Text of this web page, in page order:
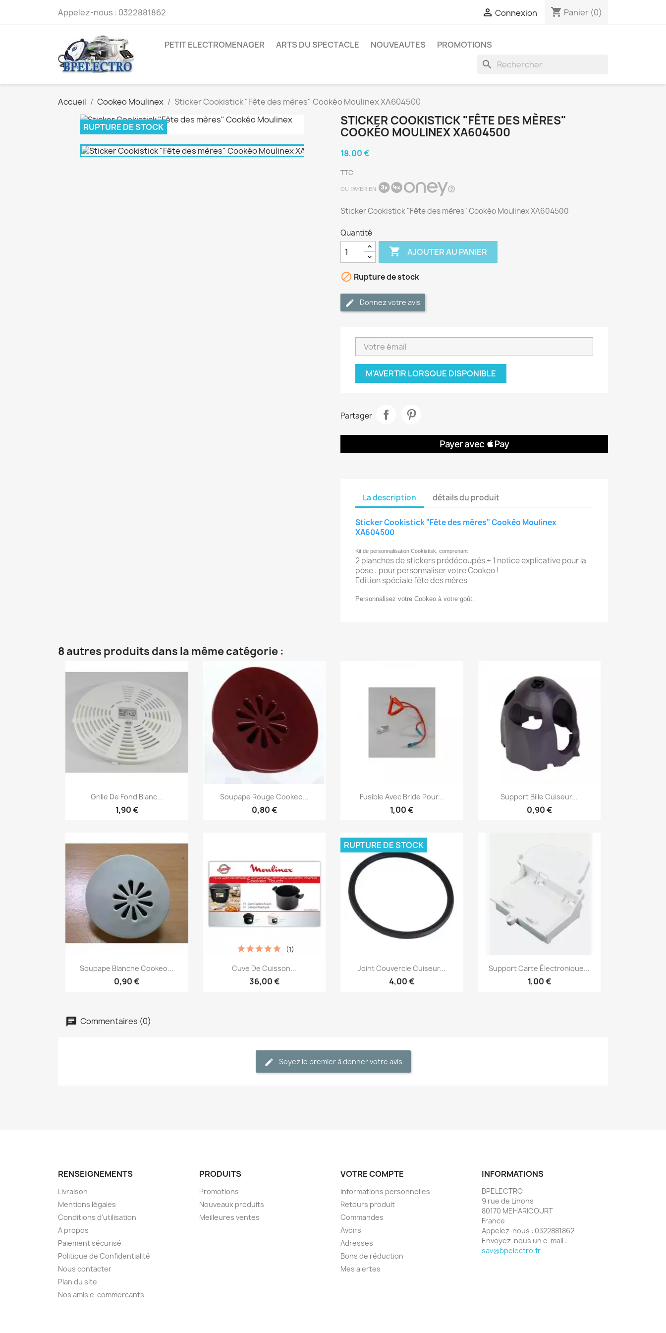
Appelez-nous : 0322881862  Connexion shopping_cart Panier (0)
PETIT ELECTROMENAGER ARTS DU SPECTACLE NOUVEAUTES PROMOTIONS
search
Accueil Cookeo Moulinex Sticker Cookistick "Fête des mères" Cookéo Moulinex XA604500
RUPTURE DE STOCK
STICKER COOKISTICK "FÊTE DES MÈRES"
COOKÉO MOULINEX XA604500
18,00 €
TTC
OU PAYER EN
Sticker Cookistick "Fête des mères" Cookéo Moulinex XA604500
Quantité
 AJOUTER AU PANIER
 Rupture de stock
Donnez votre avis
M'AVERTIR LORSQUE DISPONIBLE
Partager
La description détails du produit
Sticker Cookistick "Fête des mères" Cookéo Moulinex
XA604500
Kit de personnalisation Cookistisk, comprenant :
2 planches de stickers prédécoupés + 1 notice explicative pour la
pose : pour personnaliser votre Cookeo !
Edition spéciale fête des mères
Personnalisez votre Cookeo à votre goût.
8 autres produits dans la même catégorie :
Aperçu rapide
Grille De Fond Blanc...
1,90 €
Aperçu rapide
Soupape Rouge Cookeo...
0,80 €
Aperçu rapide
Fusible Avec Bride Pour...
1,00 €
Aperçu rapide
Support Bille Cuiseur...
0,90 €
Aperçu rapide
Soupape Blanche Cookeo...
0,90 €
Aperçu rapide
Cuve De Cuisson...
36,00 €
(1)
Aperçu rapide
Joint Couvercle Cuiseur...
4,00 €
RUPTURE DE STOCK
Aperçu rapide
Support Carte Électronique...
1,00 €
Commentaires (0)
Soyez le premier à donner votre avis
RENSEIGNEMENTS
Livraison
Mentions légales
Conditions d'utilisation
A propos
Paiement sécurisé
Politique de Confidentialité
Nous contacter
Plan du site
Nos amis e-commercants
PRODUITS
Promotions
Nouveaux produits
Meilleures ventes
VOTRE COMPTE
Informations personnelles
Retours produit
Commandes
Avoirs
Adresses
Bons de réduction
Mes alertes
INFORMATIONS
BPELECTRO
9 rue de Lihons
80170 MEHARICOURT
France
Appelez-nous : 0322881862
Envoyez-nous un e-mail :
sav@bpelectro.fr